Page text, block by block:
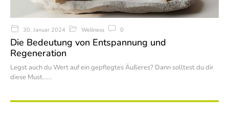
30. Januar 2024 Wellness 0
Die Bedeutung von Entspannung und
Regeneration
Legst auch du Wert auf ein gepflegtes Äußeres? Dann solltest du dir
diese Must…